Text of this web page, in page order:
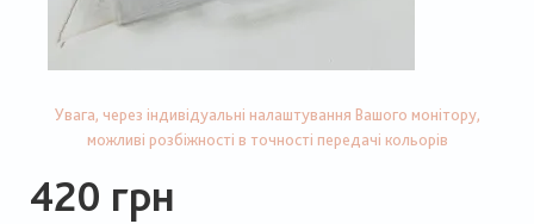
Увага, через індивідуальні налаштування Вашого монітору,
можливі розбіжності в точності передачі кольорів
420 грн